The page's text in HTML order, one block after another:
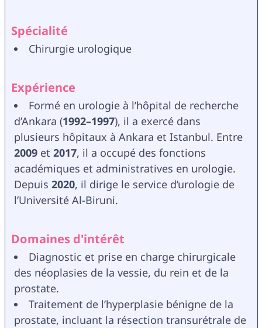
Spécialité
Chirurgie urologique
Expérience
Formé en urologie à l’hôpital de recherche
d’Ankara (1992–1997), il a exercé dans
plusieurs hôpitaux à Ankara et Istanbul. Entre
2009 et 2017, il a occupé des fonctions
académiques et administratives en urologie.
Depuis 2020, il dirige le service d’urologie de
l’Université Al-Biruni.
Domaines d'intérêt
Diagnostic et prise en charge chirurgicale
des néoplasies de la vessie, du rein et de la
prostate.
Traitement de l’hyperplasie bénigne de la
prostate, incluant la résection transurétrale de